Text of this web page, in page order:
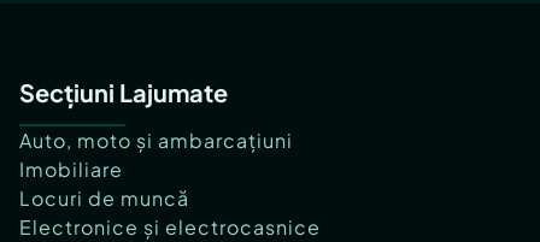
Secțiuni Lajumate
Auto, moto și ambarcațiuni
Imobiliare
Locuri de muncă
Electronice și electrocasnice